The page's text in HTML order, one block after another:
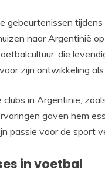
gebeurtenissen
naar Argentinië
die
zijn ontwikkeling als
clubs in Argentinië,
gaven hem
passie voor de sport
in voetbal